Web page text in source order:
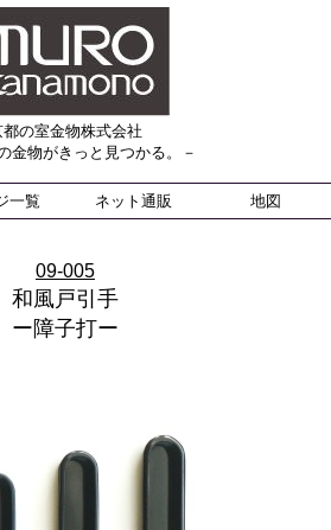
都の室金物株式会社
金物がきっと見つかる。－
一覧 ネット通販 地図
09-005
和風戸引手
ー障子打ー